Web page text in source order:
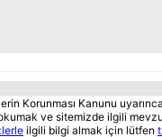
Korunması Kanunu
ve sitemizde ilgili
ilgili bilgi almak için lütfen